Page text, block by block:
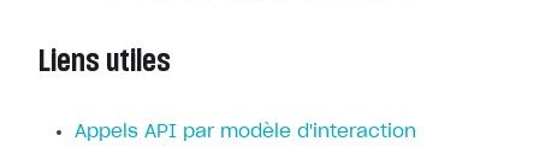
Liens utiles
Appels API par modèle d'interaction